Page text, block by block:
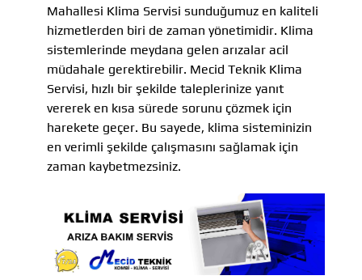
Mahallesi Klima Servisi sunduğumuz en kaliteli
hizmetlerden biri de zaman yönetimidir. Klima
sistemlerinde meydana gelen arızalar acil
müdahale gerektirebilir. Mecid Teknik Klima
Servisi, hızlı bir şekilde taleplerinize yanıt
vererek en kısa sürede sorunu çözmek için
harekete geçer. Bu sayede, klima sisteminizin
en verimli şekilde çalışmasını sağlamak için
zaman kaybetmezsiniz.